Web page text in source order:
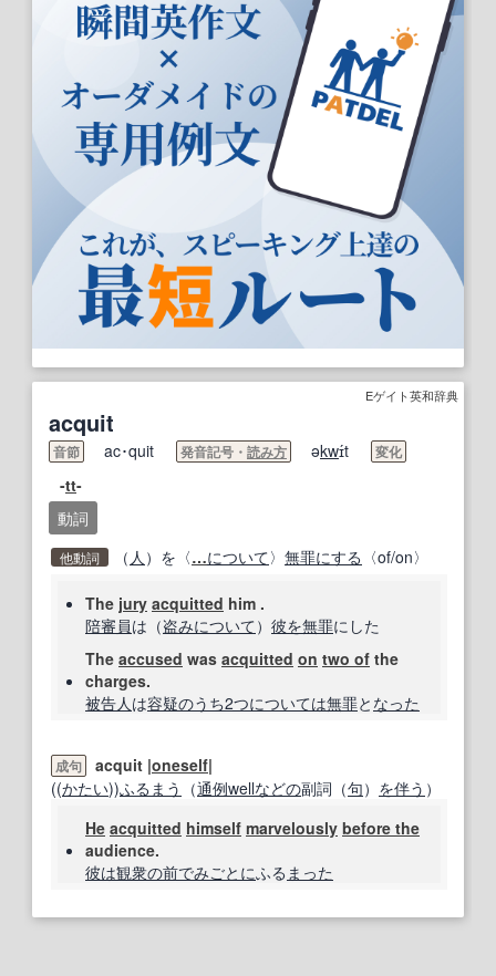
Eゲイト英和辞典
acquit
音節 ac･quit 発音記号・ 読み方 əkwɪ́t 変化
-tt-
動詞
他動詞 （ 人 ）を〈…について〉 無罪にする 〈of/on〉
The jury acquitted him .
陪審員は（盗みについて） 彼を無罪にした
The accused was acquitted on two of the
charges.
被告人は容疑のうち2つについては無罪と なった
成句 acquit |oneself|
((かたい))ふるまう （通例wellなどの副詞（句） を伴う ）
He acquitted himself marvelously before the
audience.
彼は観衆の前でみごとにふる まった